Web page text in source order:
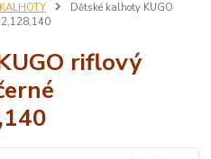
KALHOTY
Dětské kalhoty KUGO
riflový